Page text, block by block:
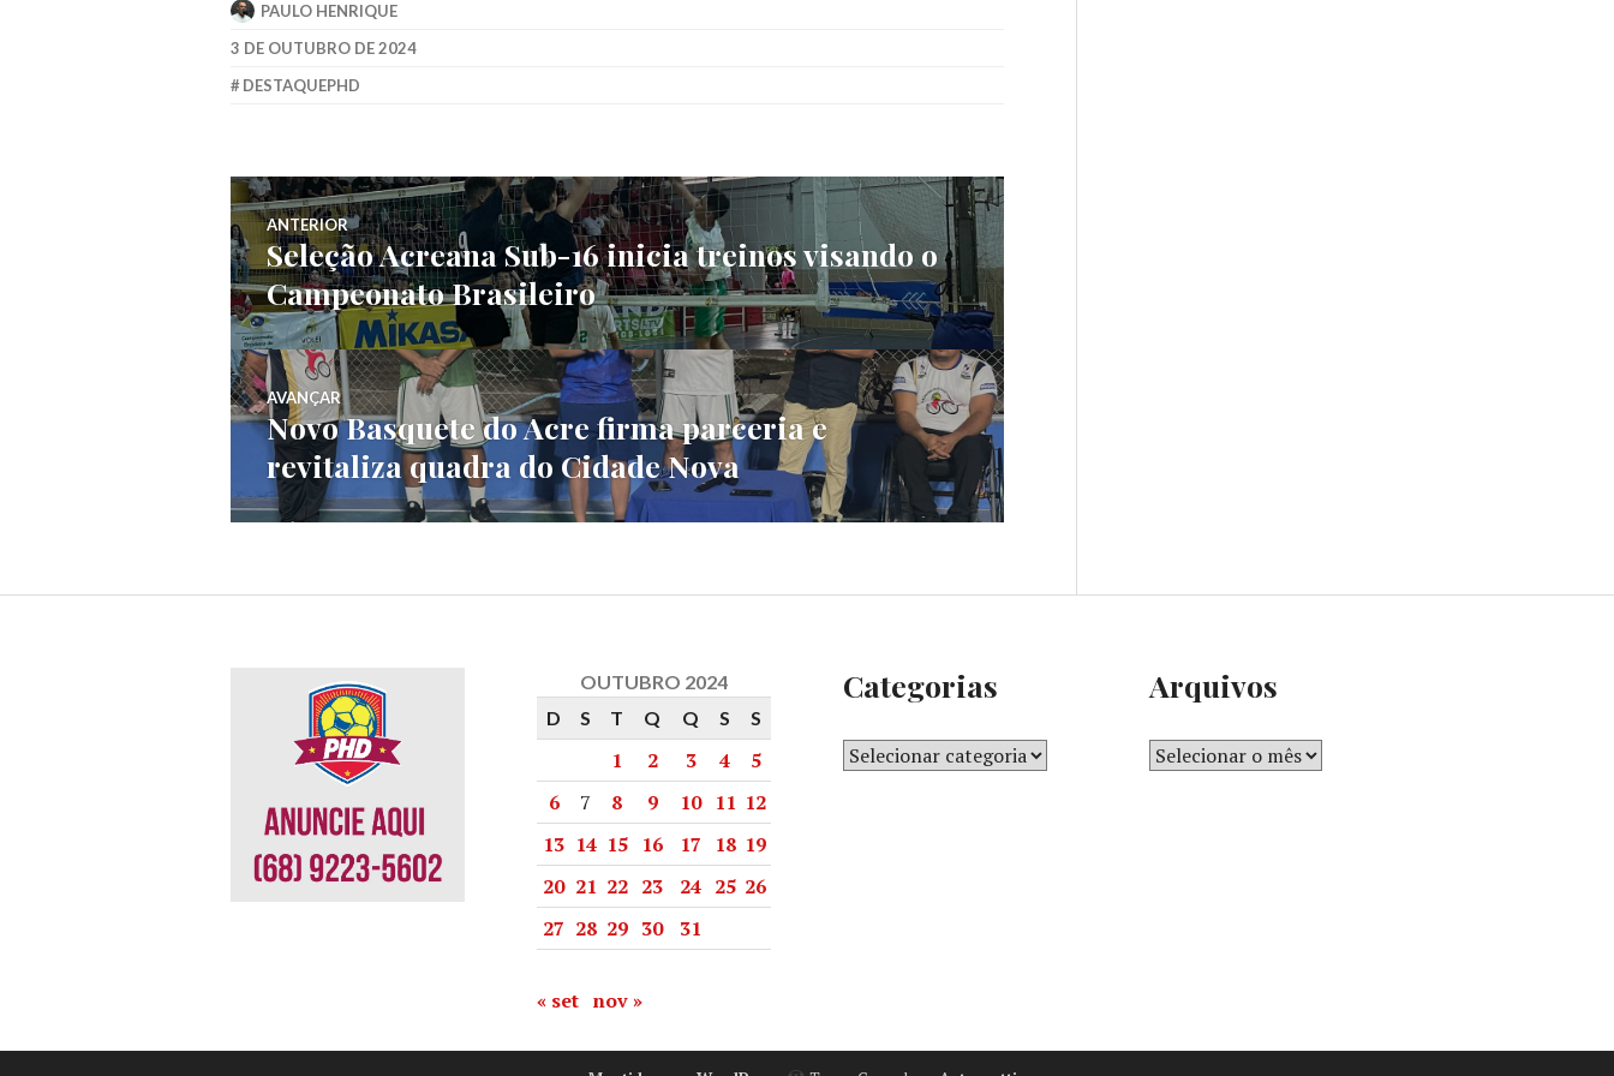
PAULO HENRIQUE
3 DE OUTUBRO DE 2024
DESTAQUEPHD
ANTERIOR
Seleção Acreana Sub-16 inicia treinos visando o
Campeonato Brasileiro
AVANÇAR
Novo Basquete do Acre firma parceria e
revitaliza quadra do Cidade Nova
OUTUBRO 2024
D
S T Q Q S S
1 2 3 4
5
6
7 8 9 10 11 12
13 14 15 16 17 18 19
20 21 22 23 24 25 26
27 28 29 30 31
« set nov »
Categorias Arquivos